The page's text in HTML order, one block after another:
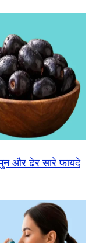
और ढेर सारे फायदे